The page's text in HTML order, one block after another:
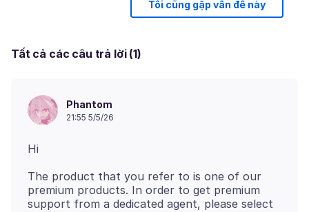
Tôi cũng gặp vấn đề này
Tất cả các câu trả lời (1)
Phantom
21:55 5/5/26
The product that you refer to is one of our
premium products. In order to get premium
support from a dedicated agent, please select